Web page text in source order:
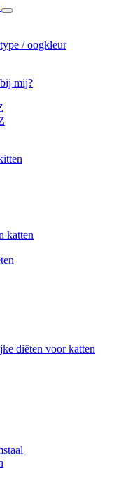
/ oogkleur
mij?
katten
diëten voor katten